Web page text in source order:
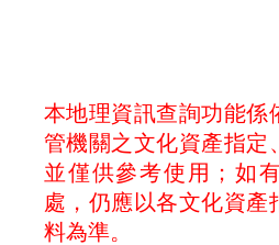
本地理資訊查詢功能係
管機關之文化資產指定
並僅供參考使用；如
處，仍應以各文化資產
料為準。